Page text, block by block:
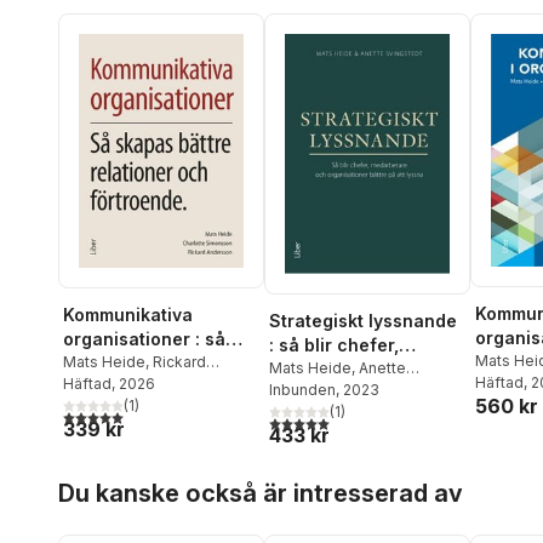
Kommunikativa
organisationer : så
skapas bättre
relationer och
förtroende
Mats Heide, Rickard
Andersson,Charlotte
Simonsson
Häftad, 2026
5,0utav 5 stjärnor. Totalt antal röster:
(1)
339 kr
Strategiskt lyssnande
: så blir chefer,
medarbetare och
organisationer bättre
på att lyssna
Mats Heide, Anette
Svingstedt
Inbunden, 2023
5,0utav 5 stjärnor. Totalt antal röster:
(1)
433 kr
Mats
Häftad,
560 kr
Du kanske också är intresserad av